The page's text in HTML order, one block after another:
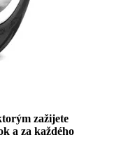
zažijete
a za každého